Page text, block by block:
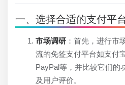
一、选择合适的支付平
市场调研 ：首先，进行市
流的免签支付平台如支付
PayPal等，并比较它们的
及用户评价。